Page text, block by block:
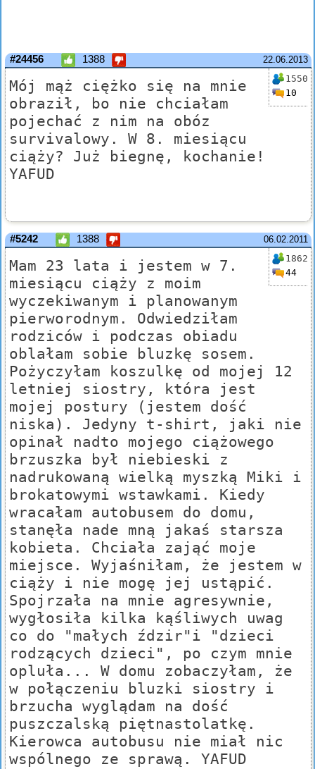
22.06.2013
#24456 1388
1550
10
Mój mąż ciężko się na mnie
obraził, bo nie chciałam
pojechać z nim na obóz
survivalowy. W 8. miesiącu
ciąży? Już biegnę, kochanie!
YAFUD
06.02.2011
#5242 1388
1862
44
Mam 23 lata i jestem w 7.
miesiącu ciąży z moim
wyczekiwanym i planowanym
pierworodnym. Odwiedziłam
rodziców i podczas obiadu
oblałam sobie bluzkę sosem.
Pożyczyłam koszulkę od mojej 12
letniej siostry, która jest
mojej postury (jestem dość
niska). Jedyny t-shirt, jaki nie
opinał nadto mojego ciążowego
brzuszka był niebieski z
nadrukowaną wielką myszką Miki i
brokatowymi wstawkami. Kiedy
wracałam autobusem do domu,
stanęła nade mną jakaś starsza
kobieta. Chciała zająć moje
miejsce. Wyjaśniłam, że jestem w
ciąży i nie mogę jej ustąpić.
Spojrzała na mnie agresywnie,
wygłosiła kilka kąśliwych uwag
co do "małych ździr"i "dzieci
rodzących dzieci", po czym mnie
opluła... W domu zobaczyłam, że
w połączeniu bluzki siostry i
brzucha wyglądam na dość
puszczalską piętnastolatkę.
Kierowca autobusu nie miał nic
wspólnego ze sprawą. YAFUD